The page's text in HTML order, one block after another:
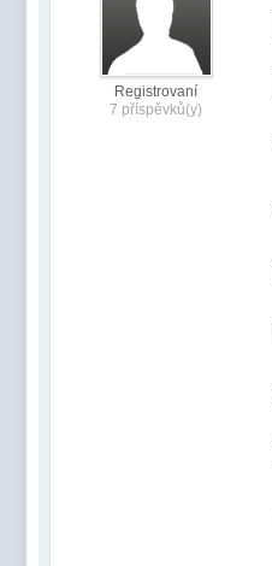
Registrovaní
7 příspěvků(y)